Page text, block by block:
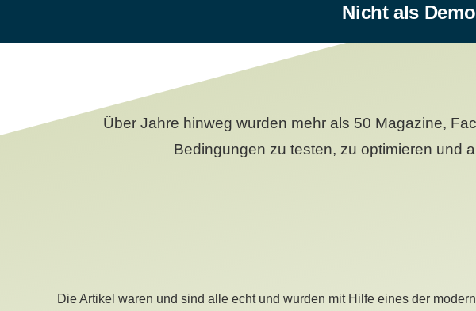
Nicht als
Über Jahre hinweg wurden mehr als 50 Magazine,
Bedingungen zu testen, zu optimieren und
Die Artikel waren und sind alle echt und wurden mit Hilfe eines der